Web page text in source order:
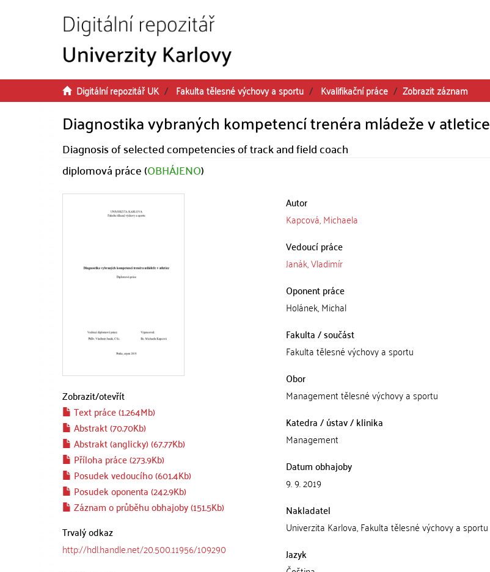
Digitální repozitář UK Fakulta tělesné výchovy a sportu Kvalifikační práce Zobrazit záznam
Diagnostika vybraných kompetencí trenéra mládeže v atletice
Diagnosis of selected competencies of track and field coach
diplomová práce (OBHÁJENO)
Zobrazit/otevřít
Text práce (1.264Mb)
Abstrakt (70.70Kb)
Abstrakt (anglicky) (67.77Kb)
Příloha práce (273.9Kb)
Posudek vedoucího (601.4Kb)
Posudek oponenta (242.9Kb)
Záznam o průběhu obhajoby (151.5Kb)
Trvalý odkaz
http://hdl.handle.net/20.500.11956/109290
Autor
Kapcová, Michaela
Vedoucí práce
Janák, Vladimír
Oponent práce
Holánek, Michal
Fakulta / součást
Fakulta tělesné výchovy a sportu
Obor
Management tělesné výchovy a sportu
Katedra / ústav / klinika
Management
Datum obhajoby
9. 9. 2019
Nakladatel
Univerzita Karlova, Fakulta tělesné výchovy a sportu
Jazyk